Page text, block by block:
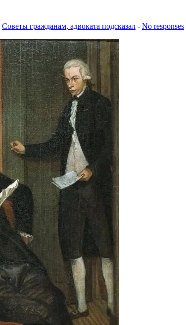
Советы гражданам, адвоката подсказал - No responses